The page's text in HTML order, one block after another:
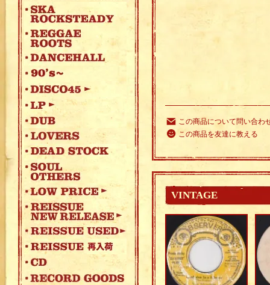
この商品について問い合わ
この商品を友達に教える
VINTAGE